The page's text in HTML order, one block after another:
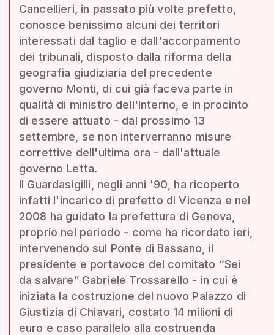
Cancellieri, in passato più volte prefetto,
conosce benissimo alcuni dei territori
interessati dal taglio e dall'accorpamento
dei tribunali, disposto dalla riforma della
geografia giudiziaria del precedente
governo Monti, di cui già faceva parte in
qualità di ministro dell'Interno, e in procinto
di essere attuato - dal prossimo 13
settembre, se non interverranno misure
correttive dell'ultima ora - dall'attuale
governo Letta.
Il Guardasigilli, negli anni '90, ha ricoperto
infatti l'incarico di prefetto di Vicenza e nel
2008 ha guidato la prefettura di Genova,
proprio nel periodo - come ha ricordato ieri,
intervenendo sul Ponte di Bassano, il
presidente e portavoce del comitato “Sei
da salvare” Gabriele Trossarello - in cui è
iniziata la costruzione del nuovo Palazzo di
Giustizia di Chiavari, costato 14 milioni di
euro e caso parallelo alla costruenda